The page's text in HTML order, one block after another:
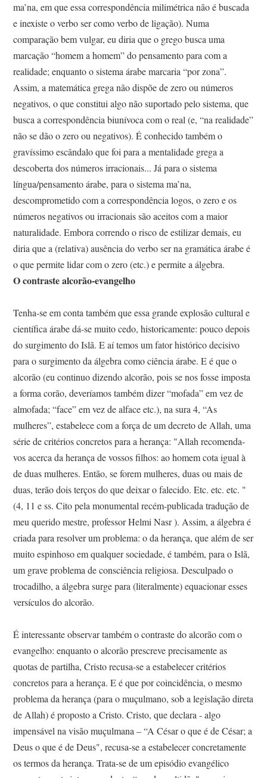
ma’na, em que essa correspondência milimétrica não é buscada
e inexiste o verbo ser como verbo de ligação). Numa
comparação bem vulgar, eu diria que o grego busca uma
marcação “homem a homem” do pensamento para com a
realidade; enquanto o sistema árabe marcaria “por zona”.
Assim, a matemática grega não dispõe de zero ou números
negativos, o que constitui algo não suportado pelo sistema, que
busca a correspondência biunívoca com o real (e, “na realidade”
não se dão o zero ou negativos). É conhecido também o
gravíssimo escândalo que foi para a mentalidade grega a
descoberta dos números irracionais... Já para o sistema
língua/pensamento árabe, para o sistema ma’na,
descomprometido com a correspondência logos, o zero e os
números negativos ou irracionais são aceitos com a maior
naturalidade. Embora correndo o risco de estilizar demais, eu
diria que a (relativa) ausência do verbo ser na gramática árabe é
o que permite lidar com o zero (etc.) e permite a álgebra.
O contraste alcorão-evangelho
Tenha-se em conta também que essa grande explosão cultural e
científica árabe dá-se muito cedo, historicamente: pouco depois
do surgimento do Islã. E aí temos um fator histórico decisivo
para o surgimento da álgebra como ciência árabe. E é que o
alcorão (eu continuo dizendo alcorão, pois se nos fosse imposta
a forma corão, deveríamos também dizer “mofada” em vez de
almofada; “face” em vez de alface etc.), na sura 4, “As
mulheres”, estabelece com a força de um decreto de Allah, uma
série de critérios concretos para a herança: "Allah recomenda-
vos acerca da herança de vossos filhos: ao homem cota igual à
de duas mulheres. Então, se forem mulheres, duas ou mais de
duas, terão dois terços do que deixar o falecido. Etc. etc. etc. "
(4, 11 e ss. Cito pela monumental recém-publicada tradução de
meu querido mestre, professor Helmi Nasr ). Assim, a álgebra é
criada para resolver um problema: o da herança, que além de ser
muito espinhoso em qualquer sociedade, é também, para o Islã,
um grave problema de consciência religiosa. Desculpado o
trocadilho, a álgebra surge para (literalmente) equacionar esses
versículos do alcorão.
É interessante observar também o contraste do alcorão com o
evangelho: enquanto o alcorão prescreve precisamente as
quotas de partilha, Cristo recusa-se a estabelecer critérios
concretos para a herança. E é que por coincidência, o mesmo
problema da herança (para o muçulmano, sob a legislação direta
de Allah) é proposto a Cristo. Cristo, que declara - algo
impensável na visão muçulmana – “A César o que é de César; a
Deus o que é de Deus", recusa-se a estabelecer concretamente
os termos da herança. Trata-se de um episódio evangélico